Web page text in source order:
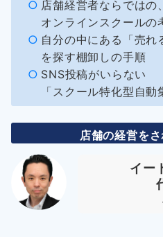
店舗経営者ならではの
オンラインスクールの
自分の中にある「売れ
を探す棚卸しの手順
SNS投稿がいらない
「スクール特化型自動
店舗の経営を
イー